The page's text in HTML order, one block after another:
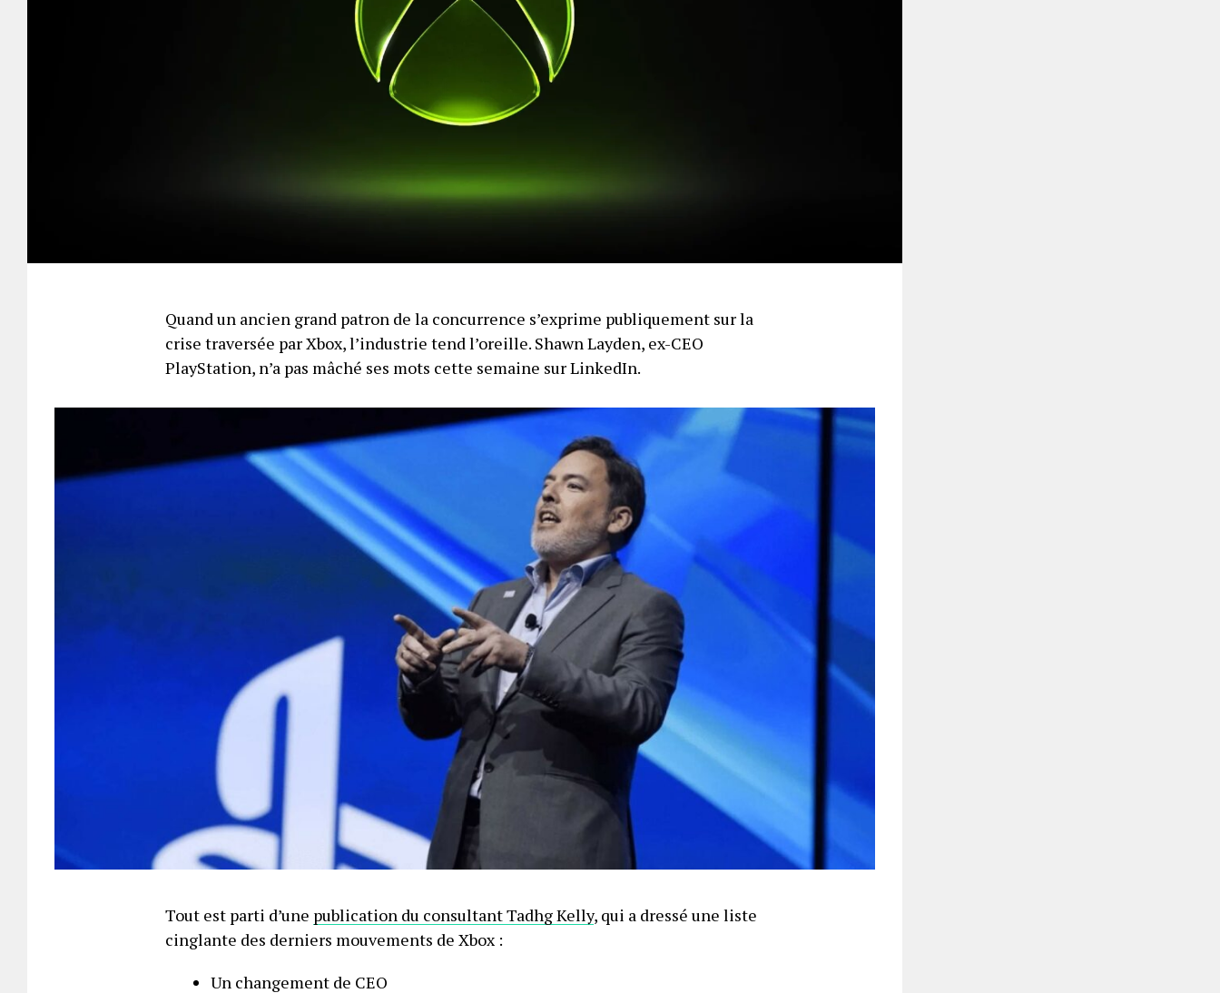
Quand un ancien grand patron de la concurrence s’exprime publiquement sur la
crise traversée par Xbox, l’industrie tend l’oreille. Shawn Layden, ex-CEO
PlayStation, n’a pas mâché ses mots cette semaine sur LinkedIn.
Tout est parti d’une publication du consultant Tadhg Kelly, qui a dressé une liste
cinglante des derniers mouvements de Xbox :
Un changement de CEO